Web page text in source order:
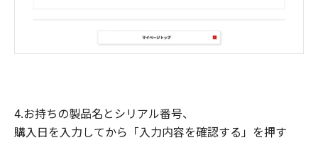
4.お持ちの製品名とシリアル番号、
購入日を入力してから「入力内容を確認する」を押す